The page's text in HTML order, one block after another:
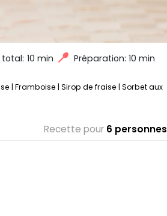
total: 10 min Préparation: 10 min
| Framboise | Sirop de fraise | Sorbet aux
Recette pour 6 personnes